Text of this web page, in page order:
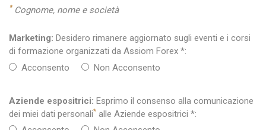
*Cognome, nome e società
Marketing: Desidero rimanere aggiornato sugli eventi e i corsi
di formazione organizzati da Assiom Forex *:
Acconsento
Non Acconsento
Aziende espositrici: Esprimo il consenso alla comunicazione
dei miei dati personali* alle Aziende espositrici *: